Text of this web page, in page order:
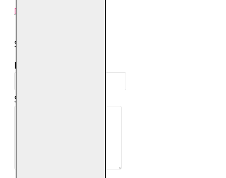
SPUNE-ŢI PAREREA
Numele tău:
Scrie review: